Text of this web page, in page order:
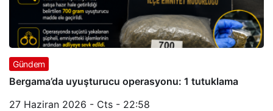
Gündem
Bergama’da uyuşturucu operasyonu: 1 tutuklama
27 Haziran 2026 - Cts - 22:58